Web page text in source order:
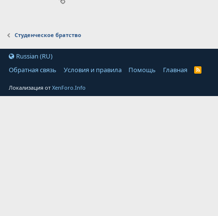
Студенческое братство
Russian (RU)
Обратная связь
Условия и правила Помощь Главная
Локализация отXenForo.Info